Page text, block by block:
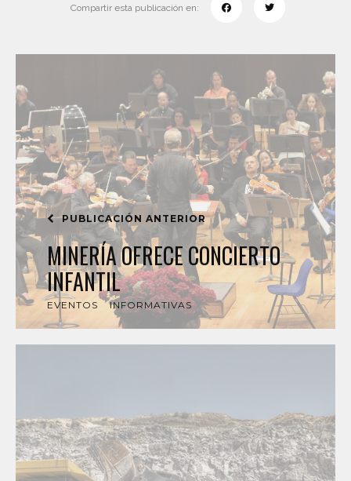
Compartir esta publicación en:
PUBLICACIÓN ANTERIOR
MINERÍA OFRECE CONCIERTO
INFANTIL
EVENTOS INFORMATIVAS